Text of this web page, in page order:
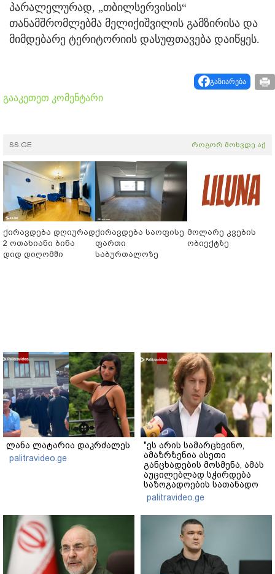
პარალელურად, „თბილსერვისის“
თანამშრომლებმა მელიქიშვილის გამზირისა და
მიმდებარე ტერიტორიის დასუფთავება დაიწყეს.
გაზიარება
გააკეთეთ კომენტარი
SS.GE როგორ მოხვდე აქ
ქირავდება დღიურად
2 ოთახიანი ბინა
დიდ დიღომში
ქირავდება საოფისე
ფართი
საბურთალოზე
მოლარე კვების
ობიექტზე
ლანა ლატარია დაკრძალეს
palitravideo.ge
"ეს არის სამარცხვინო,
ამაზრზენია ასეთი
განცხადების მოსმენა, ამას
აუცილებლად სჭირდება
საზოგადოების სათანადო
რეაქცია" - ირაკლი
კობახიძე
palitravideo.ge